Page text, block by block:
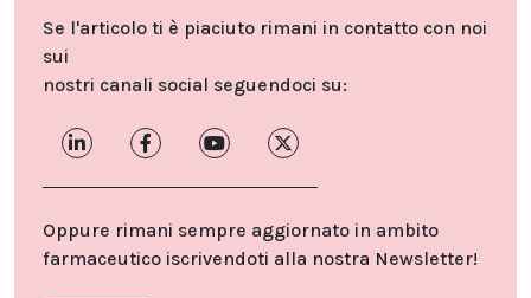
Se l'articolo ti è piaciuto rimani in contatto con noi
sui
nostri canali social seguendoci su:
Oppure rimani sempre aggiornato in ambito
farmaceutico iscrivendoti alla nostra Newsletter!